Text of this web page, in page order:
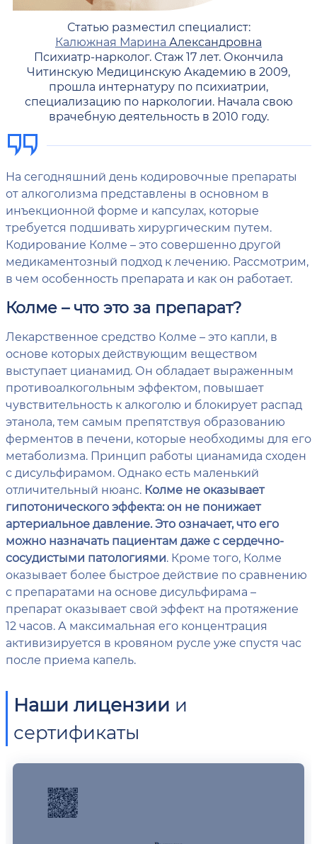
Статью разместил специалист:
Калюжная Марина Александровна
Психиатр-нарколог. Стаж 17 лет. Окончила
Читинскую Медицинскую Академию в 2009,
прошла интернатуру по психиатрии,
специализацию по наркологии. Начала свою
врачебную деятельность в 2010 году.
На сегодняшний день кодировочные препараты
от алкоголизма представлены в основном в
инъекционной форме и капсулах, которые
требуется подшивать хирургическим путем.
Кодирование Колме – это совершенно другой
медикаментозный подход к лечению. Рассмотрим,
в чем особенность препарата и как он работает.
Колме – что это за препарат?
Лекарственное средство Колме – это капли, в
основе которых действующим веществом
выступает цианамид. Он обладает выраженным
противоалкогольным эффектом, повышает
чувствительность к алкоголю и блокирует распад
этанола, тем самым препятствуя образованию
ферментов в печени, которые необходимы для его
метаболизма. Принцип работы цианамида сходен
с дисульфирамом. Однако есть маленький
отличительный нюанс. Колме не оказывает
гипотонического эффекта: он не понижает
артериальное давление. Это означает, что его
можно назначать пациентам даже с сердечно-
сосудистыми патологиями. Кроме того, Колме
оказывает более быстрое действие по сравнению
с препаратами на основе дисульфирама –
препарат оказывает свой эффект на протяжение
12 часов. А максимальная его концентрация
активизируется в кровяном русле уже спустя час
после приема капель.
Наши лицензии и
сертификаты